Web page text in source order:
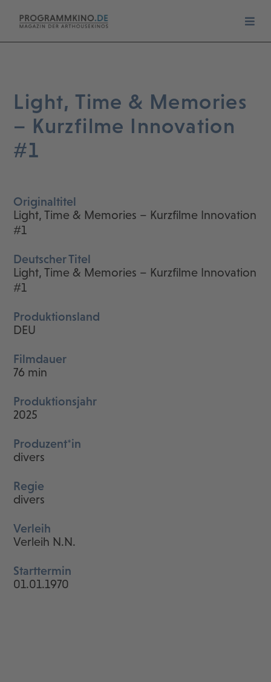
Light, Time & Memories
– Kurzfilme Innovation
#1
Originaltitel
Light, Time & Memories – Kurzfilme Innovation
#1
Deutscher Titel
Light, Time & Memories – Kurzfilme Innovation
#1
Produktionsland
DEU
Filmdauer
76 min
Produktionsjahr
2025
Produzent*in
divers
Regie
divers
Verleih
Verleih N.N.
Starttermin
01.01.1970